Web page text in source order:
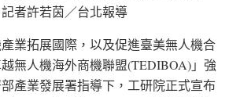
記者許若茵／台北報導
業拓展國際，以及促進臺美無人機合
無人機海外商機聯盟(TEDIBOA)」強
產業發展署指導下，工研院正式宣布